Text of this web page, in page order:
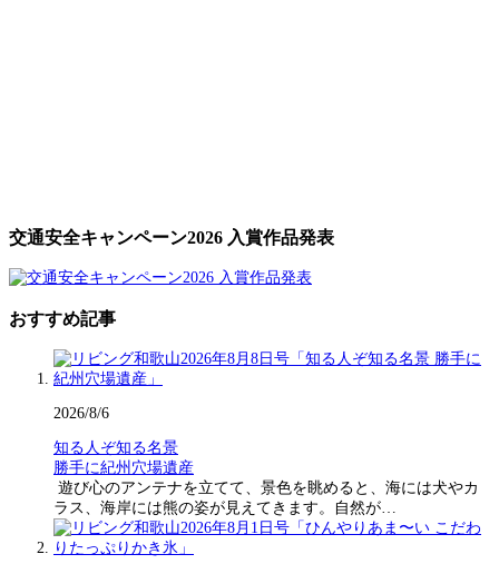
交通安全キャンペーン2026 入賞作品発表
おすすめ記事
2026/8/6
知る人ぞ知る名景
勝手に紀州穴場遺産
遊び心のアンテナを立てて、景色を眺めると、海には犬やカ
ラス、海岸には熊の姿が見えてきます。自然が…